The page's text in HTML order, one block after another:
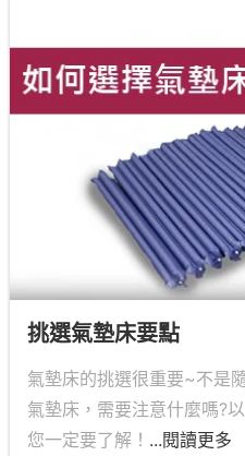
挑選氣墊床要點
氣墊床的挑選很重要~不是
氣墊床，需要注意什麼嗎?
您一定要了解！ ...閱讀更多